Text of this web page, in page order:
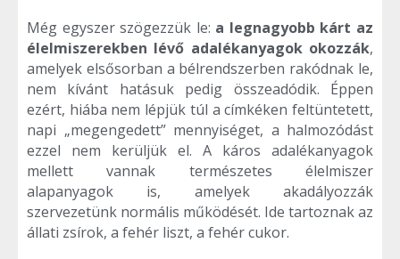
Még egyszer szögezzük le: a legnagyobb kárt az
élelmiszerekben lévő adalékanyagok okozzák,
amelyek elsősorban a bélrendszerben rakódnak le,
nem kívánt hatásuk pedig összeadódik. Éppen
ezért, hiába nem lépjük túl a címkéken feltüntetett,
napi „megengedett” mennyiséget, a halmozódást
ezzel nem kerüljük el. A káros adalékanyagok
mellett vannak természetes élelmiszer
alapanyagok is, amelyek akadályozzák
szervezetünk normális működését. Ide tartoznak az
állati zsírok, a fehér liszt, a fehér cukor.